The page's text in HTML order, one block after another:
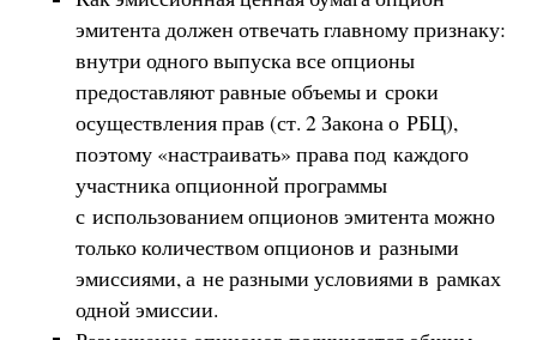
эмитента должен отвечать главному признаку:
внутри одного выпуска все опционы
предоставляют равные объемы и сроки
осуществления прав (ст. 2 Закона о РБЦ),
поэтому «настраивать» права под каждого
участника опционной программы
с использованием опционов эмитента можно
только количеством опционов и разными
эмиссиями, а не разными условиями в рамках
одной эмиссии.